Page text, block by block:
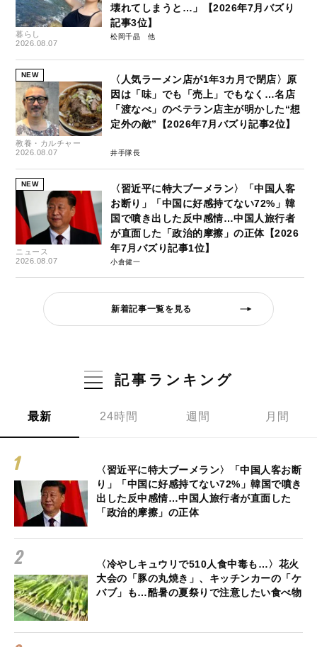
暮らし
2026.08.07
壊れてしまうと…」【2026年7月バズり
記事3位】
松岡千晶
NEW
教養・カルチャー
2026.08.07
〈人気ラーメン店が1年3カ月で閉店〉原
因は「味」でも「売上」でもなく…名店
「渡なべ」のベテラン店主が明かした“想
定外の敵”【2026年7月バズり記事2位】
井手隊長
NEW
ニュース
2026.08.07
〈習近平に特大ブーメラン〉「中国人客
お断り」「中国に好感持てない72%」韓
国で噴き出した反中感情…中国人旅行者
が直面した「政治的摩擦」の正体【2026
年7月バズり記事1位】
小倉健一
新着記事一覧を見る
記事ランキング
最新 24時間 週間 月間
〈習近平に特大ブーメラン〉「中国人客お断
り」「中国に好感持てない72%」韓国で噴き
出した反中感情…中国人旅行者が直面した
「政治的摩擦」の正体
〈冷やしキュウリで510人食中毒も…〉花火
大会の「豚の丸焼き」、キッチンカーの「ケ
バブ」も…酷暑の夏祭りで注意したい食べ物